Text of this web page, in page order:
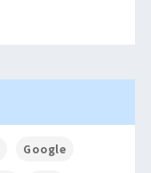
Google